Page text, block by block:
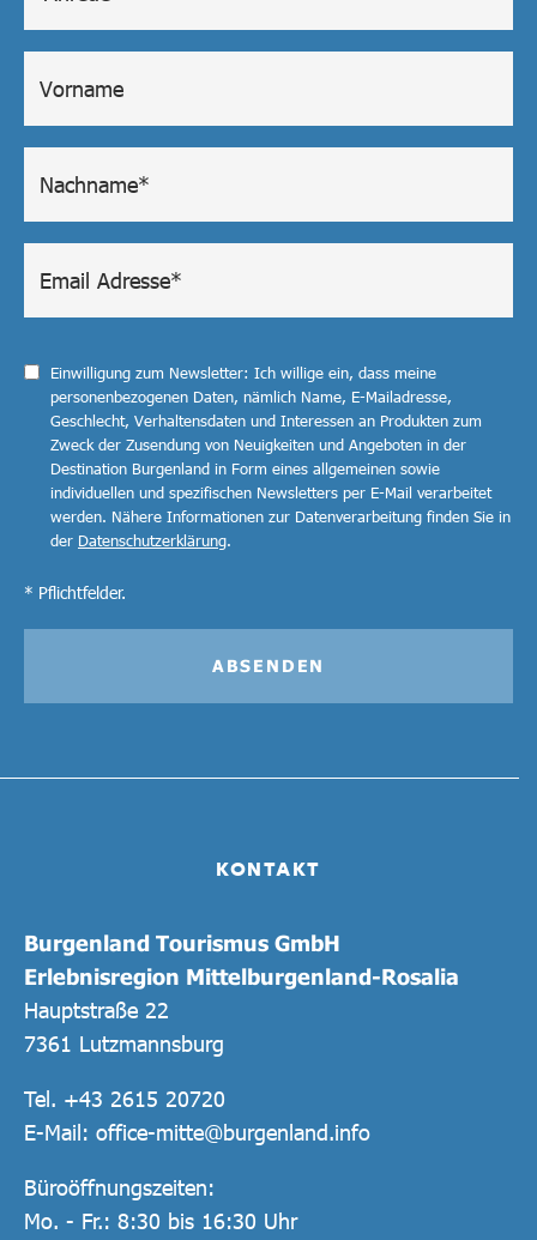
KONTAKT
Burgenland Tourismus GmbH
Erlebnisregion Mittelburgenland-Rosalia
Hauptstraße 22
7361 Lutzmannsburg
Tel. +43 2615 20720
E-Mail: office-mitte@burgenland.info
Büroöffnungszeiten:
Mo. - Fr.: 8:30 bis 16:30 Uhr
Einwilligung zum Newsletter: Ich willige ein, dass meine
personenbezogenen Daten, nämlich Name, E-Mailadresse,
Geschlecht, Verhaltensdaten und Interessen an Produkten zum
Zweck der Zusendung von Neuigkeiten und Angeboten in der
Destination Burgenland in Form eines allgemeinen sowie
individuellen und spezifischen Newsletters per E-Mail verarbeitet
werden. Nähere Informationen zur Datenverarbeitung finden Sie in
der Datenschutzerklärung.
* Pflichtfelder.
ABSENDEN